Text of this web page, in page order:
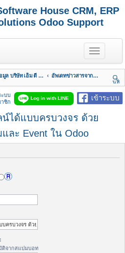
House CRM, ERP
Odoo Support
T
o
g
l
e
n
a
i
g
i
n
ถามข้อมูล บริษัท เอ็ม ดี ซอฟต์ จำกัด
อัพเดทข่าวสารจากทางบริษัท
นห
า
เข้าระบบ
Log in with LINE
ะบบ
ชิก
ได้แบบครบวงจร ด้วย
ละ Event ใน Odoo
ติจากสแปมบอท